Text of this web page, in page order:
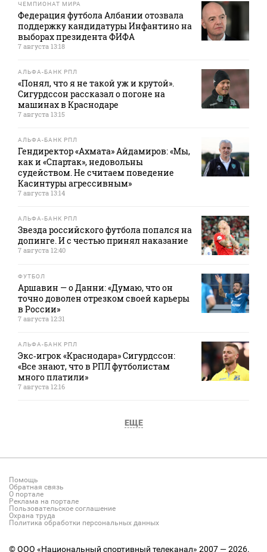
ЧЕМПИОНАТ МИРА
Федерация футбола Албании отозвала
поддержку кандидатуры Инфантино на
выборах президента ФИФА
7 августа 13:18
АЛЬФА-БАНК РПЛ
«Понял, что я не такой уж и крутой».
Сигурдссон рассказал о погоне на
машинах в Краснодаре
7 августа 13:15
АЛЬФА-БАНК РПЛ
Гендиректор «Ахмата» Айдамиров: «Мы,
как и «Спартак», недовольны
судейством. Не считаем поведение
Касинтуры агрессивным»
7 августа 13:14
АЛЬФА-БАНК РПЛ
Звезда российского футбола попался на
допинге. И с честью принял наказание
7 августа 12:40
ФУТБОЛ
Аршавин — о Данни: «Думаю, что он
точно доволен отрезком своей карьеры
в России»
7 августа 12:31
АЛЬФА-БАНК РПЛ
Экс‑игрок «Краснодара» Сигурдссон:
«Все знают, что в РПЛ футболистам
много платили»
7 августа 12:16
ЕЩЕ
Помощь
Обратная связь
О портале
Реклама на портале
Пользовательское соглашение
Охрана труда
Политика обработки персональных данных
© ООО «Национальный спортивный телеканал» 2007 — 2026.